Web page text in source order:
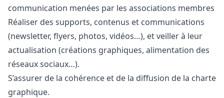
communication menées par les associations membres
Réaliser des supports, contenus et communications
(newsletter, flyers, photos, vidéos…), et veiller à leur
actualisation (créations graphiques, alimentation des
réseaux sociaux…).
S’assurer de la cohérence et de la diffusion de la charte
graphique.